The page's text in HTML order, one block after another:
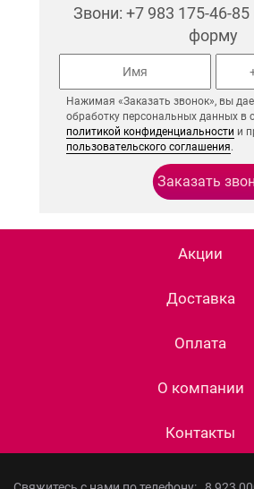
Звони: +7 983 175-46-
форму
Нажимая «Заказать звонок», вы
обработку персональных данных в
политикой конфиденциальности и
пользовательского соглашения.
Акции
Доставка
Оплата
О компании
Контакты